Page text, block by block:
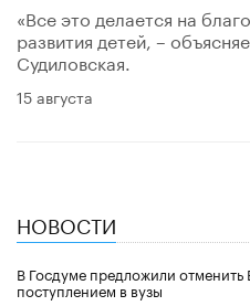
«Все это делается на
развития детей, –
Судиловская.
15 августа
НОВОСТИ
В Госдуме предложили отменить
поступлением в вузы